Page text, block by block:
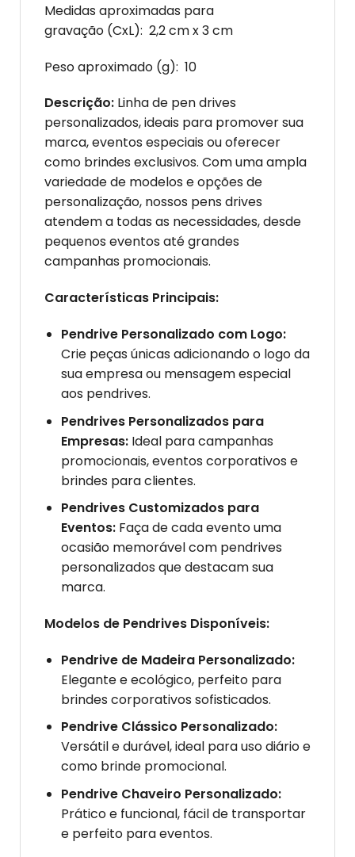
Medidas aproximadas para
gravação (CxL): 2,2 cm x 3 cm
Peso aproximado (g): 10
Descrição: Linha de pen drives
personalizados, ideais para promover sua
marca, eventos especiais ou oferecer
como brindes exclusivos. Com uma ampla
variedade de modelos e opções de
personalização, nossos pens drives
atendem a todas as necessidades, desde
pequenos eventos até grandes
campanhas promocionais.
Características Principais:
Pendrive Personalizado com Logo:
Crie peças únicas adicionando o logo da
sua empresa ou mensagem especial
aos pendrives.
Pendrives Personalizados para
Empresas:Ideal para campanhas
promocionais, eventos corporativos e
brindes para clientes.
Pendrives Customizados para
Eventos:Faça de cada evento uma
ocasião memorável com pendrives
personalizados que destacam sua
marca.
Modelos de Pendrives Disponíveis:
Pendrive de Madeira Personalizado:
Elegante e ecológico, perfeito para
brindes corporativos sofisticados.
Pendrive Clássico Personalizado:
Versátil e durável, ideal para uso diário e
como brinde promocional.
Pendrive Chaveiro Personalizado:
Prático e funcional, fácil de transportar
e perfeito para eventos.